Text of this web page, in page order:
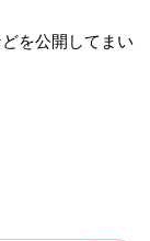
を公開してまい